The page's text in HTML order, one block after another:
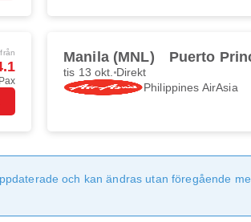
Manila (MNL) Puerto
tis 13 okt. Direkt
Philippines AirAsia
och kan ändras utan föregående